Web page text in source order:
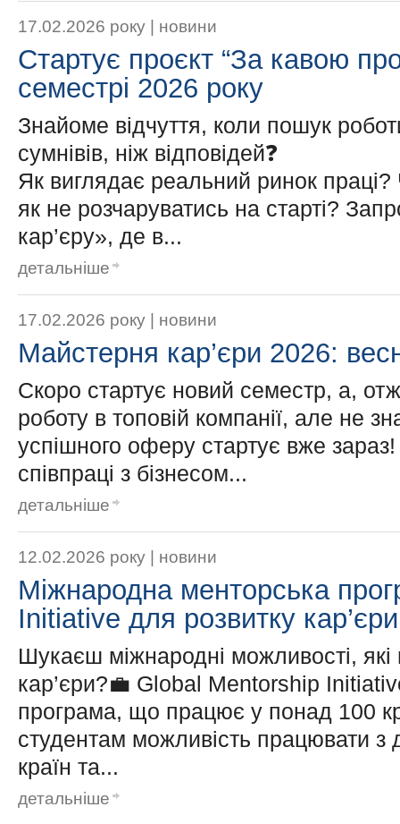
17.02.2026 року | новини
Стартує проєкт “За кавою
семестрі 2026 року
Знайоме відчуття, коли пошук
сумнівів, ніж відповідей❓
Як виглядає реальний ринок праці?
як не розчаруватись на старті?
кар’єру», де в...
детальніше
17.02.2026 року | новини
Майстерня кар’єри 2026:
Скоро стартує новий семестр, а,
роботу в топовій компанії, але не
успішного оферу стартує вже зараз!
співпраці з бізнесом...
детальніше
12.02.2026 року | новини
Міжнародна менторська
Initiative для розвитку кар’єри
Шукаєш міжнародні можливості,
кар’єри?💼 Global Mentorship
програма, що працює у понад 100
студентам можливість працювати з
країн та...
детальніше